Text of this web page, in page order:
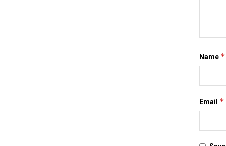
Name *
Email *